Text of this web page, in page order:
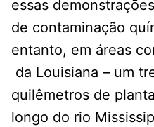
essas
de contaminação
entanto, em áreas
da Louisiana – um
quilêmetros de
longo do rio